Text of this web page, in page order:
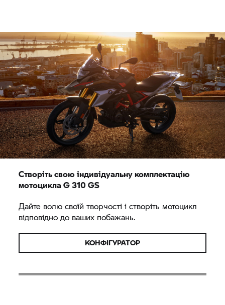
Створіть свою індивідуальну комплектацію
мотоциклаG 310 GS
Дайте волю своїй творчості і створіть мотоцикл
відповідно до ваших побажань.
КОНФІГУРАТОР